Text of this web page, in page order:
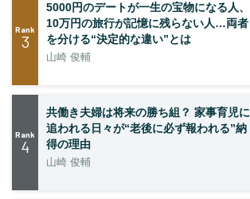
Rank
3
5000円のデートが一生の宝物になる人、
10万円の旅行が記憶に残らない人…両者
を分ける“決定的な違い”とは
山崎 俊輔
Rank
4
共働き夫婦は将来の勝ち組？ 家事育児に
追われる日々が“老後に必ず報われる”納
得の理由
山崎 俊輔